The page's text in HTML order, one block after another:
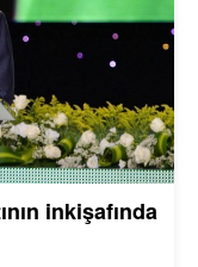
inkişafında